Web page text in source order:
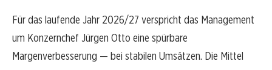
Für das laufende Jahr 2026/27 verspricht das Management
um Konzernchef Jürgen Otto eine spürbare
Margenverbesserung — bei stabilen Umsätzen. Die Mittel